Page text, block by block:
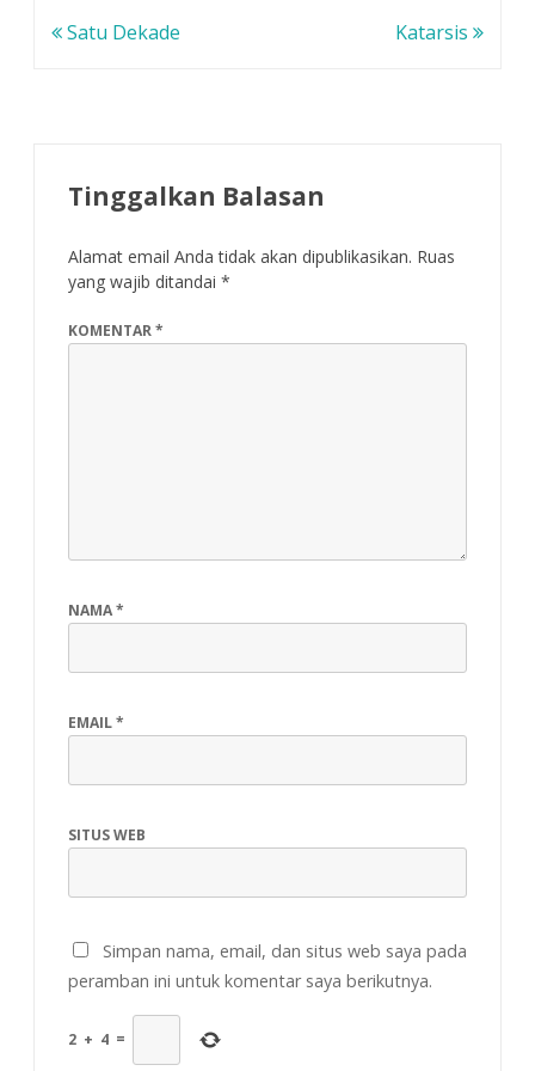
Navigasi
Satu Dekade Katarsis
Tinggalkan Balasan
Alamat email Anda tidak akan dipublikasikan. Ruas
yang wajib ditandai *
KOMENTAR*
NAMA*
EMAIL*
SITUS WEB
Simpan nama, email, dan situs web saya pada
peramban ini untuk komentar saya berikutnya.
2 + 4 =